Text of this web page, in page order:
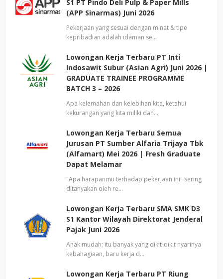
S1 PT Pindo Deli Pulp & Paper Mills
(APP Sinarmas) Juni 2026
Pekerjaan yang sesuai dengan minat & tipe
kepribadian adalah idaman se…
Lowongan Kerja Terbaru PT Inti
Indosawit Subur (Asian Agri) Juni 2026 |
GRADUATE TRAINEE PROGRAMME
BATCH 3 – 2026
Apa kelemahan dan kelebihan kita, ketahui
kekurangan yang kita miliki dan…
Lowongan Kerja Terbaru Semua
Jurusan PT Sumber Alfaria Trijaya Tbk
(Alfamart) Mei 2026 | Fresh Graduate
Dapat Melamar
"Apa harapanmu terhadap pekerjaan ini" sering
ditanyakan oleh re…
Lowongan Kerja Terbaru SMA SMK D3
S1 Kantor Wilayah Direktorat Jenderal
Pajak Juni 2026
Anak mudah; itu banyak yang dikit-dikit nyarinya
kebahagiaan, baru kerja d…
Lowongan Kerja Terbaru PT Riung